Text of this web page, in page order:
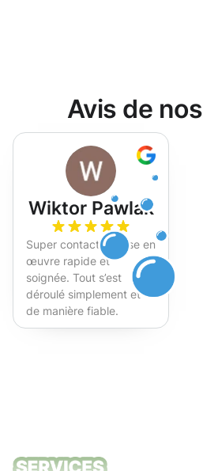
Avis de nos
Wiktor Pawlak
Super contact et mise en
œuvre rapide et
soignée. Tout s’est
déroulé simplement et
de manière fiable.
Fortement recommandé !